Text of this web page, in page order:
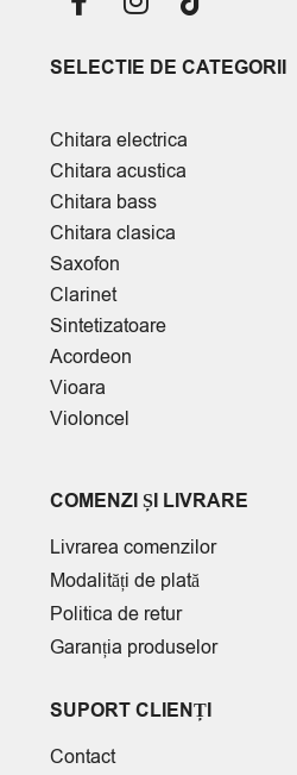
SELECTIE DE CATEGORII
Chitara electrica
Chitara acustica
Chitara bass
Chitara clasica
Saxofon
Clarinet
Sintetizatoare
Acordeon
Vioara
Violoncel
COMENZI ȘI LIVRARE
Livrarea comenzilor
Modalități de plată
Politica de retur
Garanția produselor
SUPORT CLIENȚI
Contact